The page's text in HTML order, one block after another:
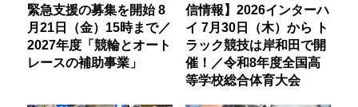
緊急支援の募集を開始 8
月21日（金）15時まで／
2027年度「競輪とオート
レースの補助事業」
信情報】2026インターハ
イ 7月30日（木）から ト
ラック競技は岸和田で開
催！／令和8年度全国高
等学校総合体育大会